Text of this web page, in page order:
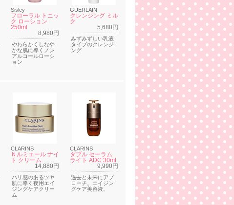
Sisley
フローラル トニッ
ク ローション
250ml
8,980円
やわらかくしなや
かな肌に導くノン
アルコールローシ
ョン
GUERLAIN
クレンジング ミル
ク
5,680円
みずみずしい乳液
タイプのクレンジ
ング
CLARINS
Ｎルミエール ナイ
ト クリーム
14,880円
ハリ感のあるツヤ
肌に導く夜用エイ
ジングケアクリー
ム
CLARINS
ダブル セーラム
ライト ADC 30ml
9,990円
過去と未来にアプ
ローチ。エイジン
グケア美容液。